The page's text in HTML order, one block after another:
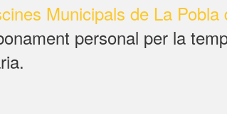
Municipals de La Pobla
personal per la